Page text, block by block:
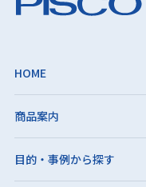
HOME
商品案内
目的・事例から探す